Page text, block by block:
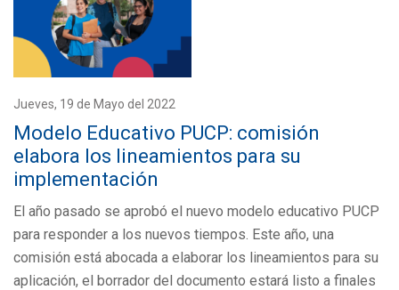
Jueves, 19 de Mayo del 2022
Modelo Educativo PUCP: comisión
elabora los lineamientos para su
implementación
El año pasado se aprobó el nuevo modelo educativo PUCP
para responder a los nuevos tiempos. Este año, una
comisión está abocada a elaborar los lineamientos para su
aplicación, el borrador del documento estará listo a finales